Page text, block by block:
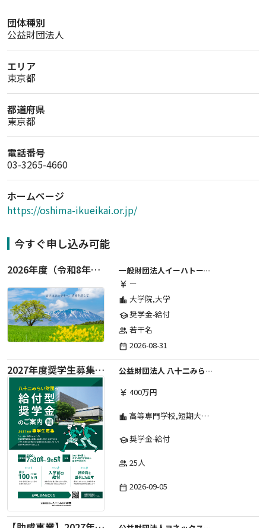
団体種別
公益財団法人
エリア
東京都
都道府県
東京都
電話番号
03-3265-4660
ホームページ
https://oshima-ikueikai.or.jp/
今すぐ申し込み可能
2026年度（令和8年度）第２期 一般財団法人イーハトーブ育英会奨学生募集（給付型） 日本国内及び海外の大学・大学院に自宅外通学をする学生に生活費の一部(家賃半額相当)を給付【岩手県が本籍地の大学生または大学院生対象】
一般財団法人イーハトーブ育英会
currency_yen ー
location_city 大学院,大学
school奨学金-給付
group 若干名
date_range 2026-08-31
2027年度奨学生募集要項
公益財団法人 八十二みらい財団
currency_yen 400万円
location_city 高等専門学校,短期大学,専修学校,大学
school奨学金-給付
group 25人
date_range 2026-09-05